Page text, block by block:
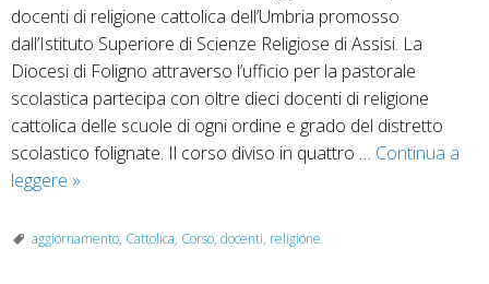
docenti di religione cattolica dell’Umbria promosso
dall’Istituto Superiore di Scienze Religiose di Assisi. La
Diocesi di Foligno attraverso l’ufficio per la pastorale
scolastica partecipa con oltre dieci docenti di religione
cattolica delle scuole di ogni ordine e grado del distretto
scolastico folignate. Il corso diviso in quattro … Continua a
leggere La
normalità:
»
aggiornamento, Cattolica, Corso, docenti, religione